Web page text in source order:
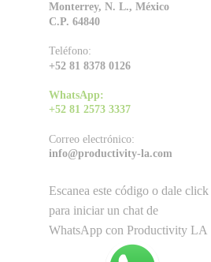
Monterrey, N. L., México
C.P. 64840
Teléfono:
+52 81 8378 0126
WhatsApp:
+52 81 2573 3337
Correo electrónico:
info@productivity-la.com
Escanea este código o dale click
para iniciar un chat de
WhatsApp con Productivity LA